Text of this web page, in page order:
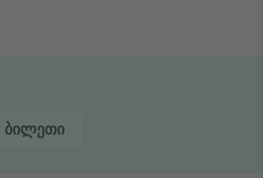
ბილეთი